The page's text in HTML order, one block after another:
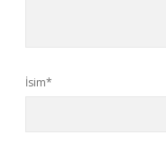
İsim*